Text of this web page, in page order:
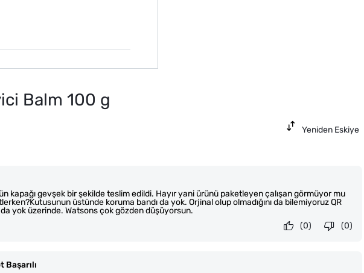
Balm 100 g
Yeniden Eskiye
kapağı gevşek bir şekilde teslim edildi. Hayır yani ürünü paketleyen çalışan görmüyor mu
üstünde koruma bandı da yok. Orjinal olup olmadığını da bilemiyoruz QR
yok üzerinde. Watsons çok gözden düşüyorsun.
(0)
(0)
Başarılı